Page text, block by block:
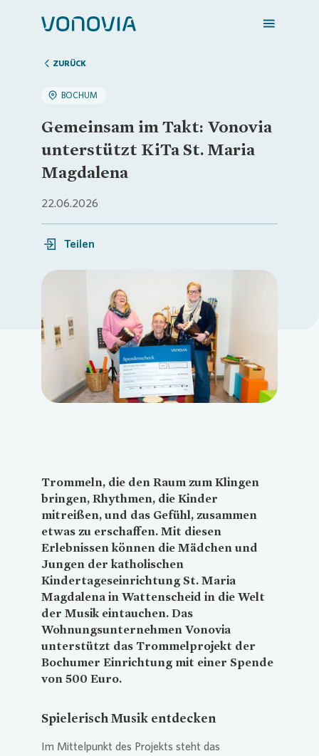
Zuhause finden
Mein Zuhause
Meine Stadt
Login
ZURÜCK
BOCHUM
Gemeinsam im Takt: Vonovia
unterstützt KiTa St. Maria
Magdalena
22.06.2026
Teilen
Loading...
Trommeln, die den Raum zum Klingen
bringen, Rhythmen, die Kinder
mitreißen, und das Gefühl, zusammen
etwas zu erschaffen. Mit diesen
Erlebnissen können die Mädchen und
Jungen der katholischen
Kindertageseinrichtung St. Maria
Magdalena in Wattenscheid in die Welt
der Musik eintauchen. Das
Wohnungsunternehmen Vonovia
unterstützt das Trommelprojekt der
Bochumer Einrichtung mit einer Spende
von 500 Euro.
Spielerisch Musik entdecken
Im Mittelpunkt des Projekts steht das